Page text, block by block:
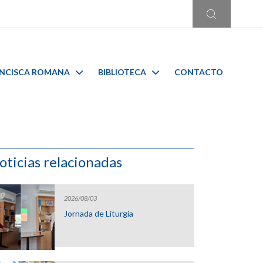
ROMANA BIBLIOTECA CONTACTO
relacionadas
2026/08/03
Jornada de Liturgia